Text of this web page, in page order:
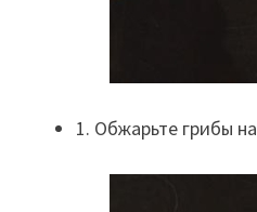
1. Обжарьте грибы